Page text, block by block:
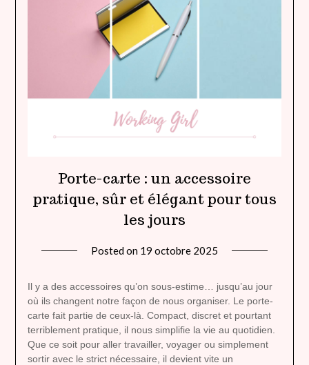
Porte-carte : un accessoire
pratique, sûr et élégant pour tous
les jours
Posted on 19 octobre 2025
heavenly
Il y a des accessoires qu’on sous-estime… jusqu’au jour
où ils changent notre façon de nous organiser. Le porte-
carte fait partie de ceux-là. Compact, discret et pourtant
terriblement pratique, il nous simplifie la vie au quotidien.
Que ce soit pour aller travailler, voyager ou simplement
sortir avec le strict nécessaire, il devient vite un